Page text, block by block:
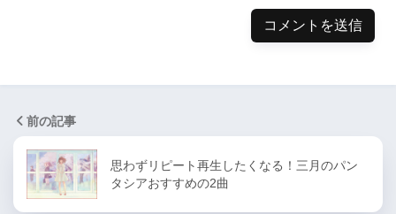
前の記事
思わずリピート再生したくなる！三月のパン
タシアおすすめの2曲